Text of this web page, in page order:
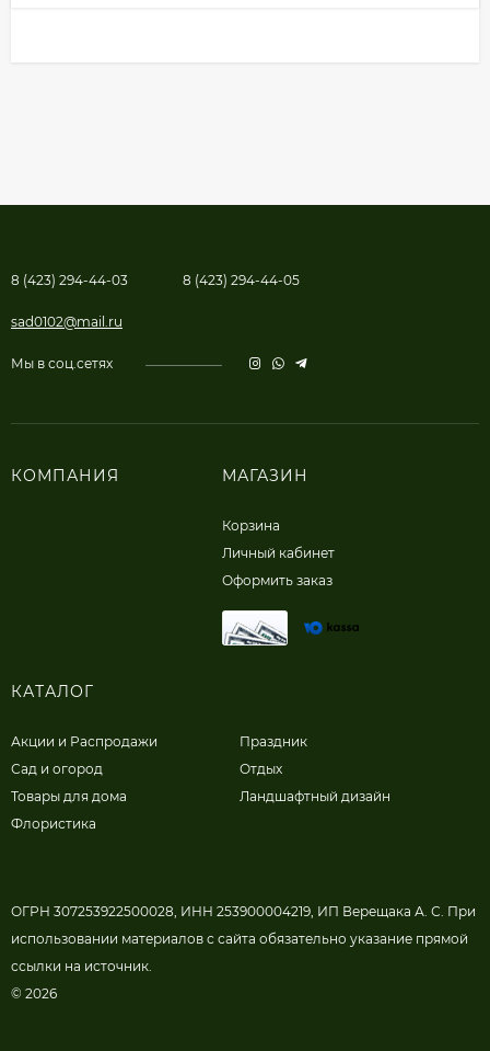
8 (423) 294-44-03 8 (423) 294-44-05
sad0102@mail.ru
Мы в соц.сетях
КОМПАНИЯ МАГАЗИН
Корзина
Личный кабинет
Оформить заказ
КАТАЛОГ
Акции и Распродажи
Сад и огород
Товары для дома
Флористика
Праздник
Отдых
Ландшафтный дизайн
ОГРН 307253922500028, ИНН 253900004219, ИП Верещака А. С. При
использовании материалов с сайта обязательно указание прямой
ссылки на источник.
© 2026